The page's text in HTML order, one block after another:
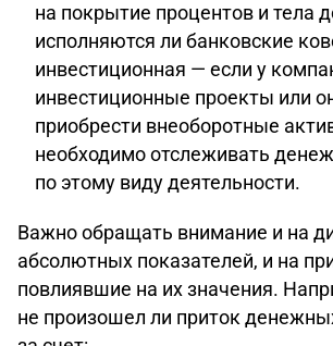
на покрытие процентов и тела
исполняются ли банковские
инвестиционная — если у
инвестиционные проекты или
приобрести внеоборотные
необходимо отслеживать
по этому виду деятельности.
Важно обращать внимание и на
абсолютных показателей, и на
повлиявшие на их значения.
не произошел ли приток